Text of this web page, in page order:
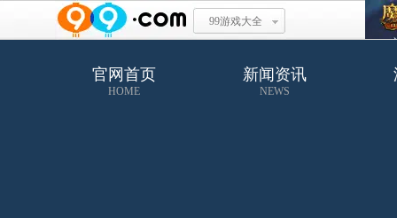
99游戏大全
官网首页
HOME
新闻资讯
NEWS